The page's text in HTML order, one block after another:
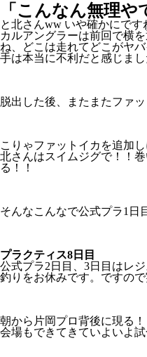
「こんなん無理や
と北さんww いや確かにで
カルアングラーは前回で横
ね、どこは走れてどこがヤ
手は本当に不利だと感じまし
脱出した後、またまたファ
こりゃファットイカを追加し
北さんはスイムジグで！！
る！！
そんなこんなで公式プラ1日
プラクティス8日目
公式プラ2日目、3日目はレ
釣りをお休みです。ですので
朝から片岡プロ背後に現る！
会場もできてきていよいよ